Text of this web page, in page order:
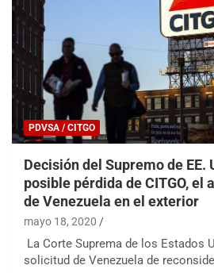
PDVSA / CITGO
Decisión del Supremo de EE.
posible pérdida de CITGO, el
de Venezuela en el exterior
mayo 18, 2020
La Corte Suprema de los Estados
solicitud de Venezuela de